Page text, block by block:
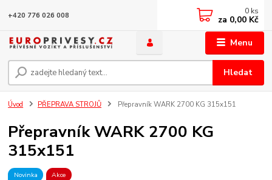
Menu
Hledat
+420 776 026 008 0 ks
za 0,00 Kč
Úvod PŘEPRAVA STROJŮ Přepravník WARK 2700 KG 315x151
Přepravník WARK 2700 KG
315x151
Novinka Akce